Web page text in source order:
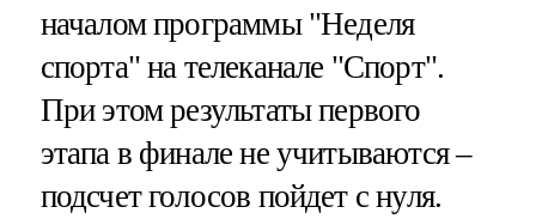
началом программы "Неделя
спорта" на телеканале "Спорт".
При этом результаты первого
этапа в финале не учитываются –
подсчет голосов пойдет с нуля.